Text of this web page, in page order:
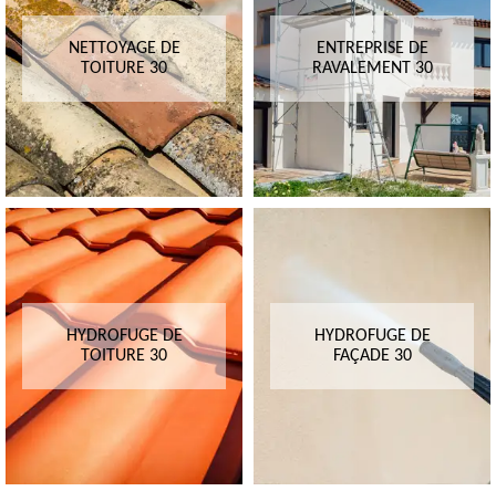
NETTOYAGE DE
TOITURE 30
ENTREPRISE DE
RAVALEMENT 30
HYDROFUGE DE
TOITURE 30
HYDROFUGE DE
FAÇADE 30